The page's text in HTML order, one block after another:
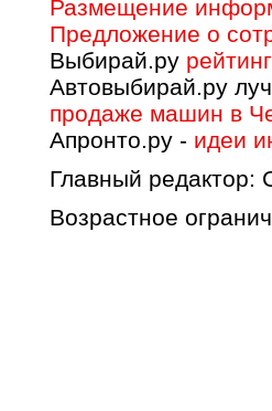
Размещение
Предложение о
Выбирай.ру
Автовыбирай.ру
продаже машин в
Апронто.ру - идеи
Главный редактор:
Возрастное